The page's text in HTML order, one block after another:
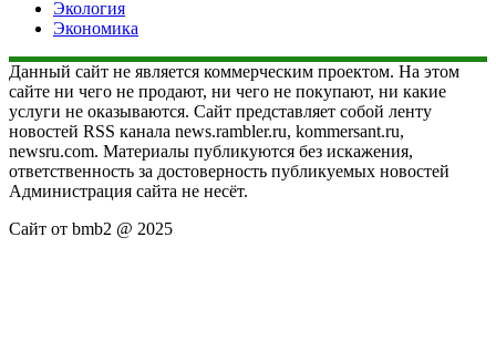
Экология
Экономика
Данный сайт не является коммерческим проектом. На этом
сайте ни чего не продают, ни чего не покупают, ни какие
услуги не оказываются. Сайт представляет собой ленту
новостей RSS канала news.rambler.ru, kommersant.ru,
newsru.com. Материалы публикуются без искажения,
ответственность за достоверность публикуемых новостей
Администрация сайта не несёт.
Сайт от bmb2 @ 2025